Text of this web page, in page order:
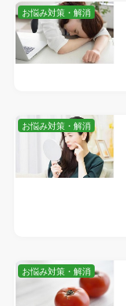
お悩み対策・解消
お悩み対策・解消
お悩み対策・解消